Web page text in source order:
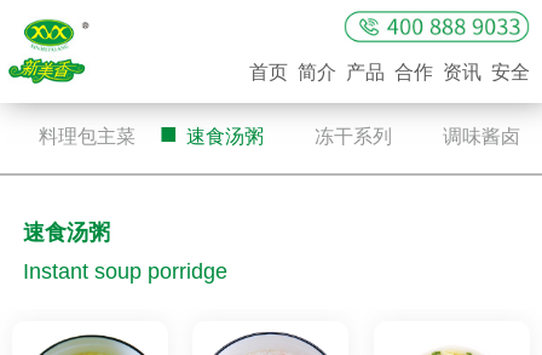
首页 简介 产品 合作 资讯 安全
料理包主菜 ■ 速食汤粥 冻干系列 调味酱卤
速食汤粥
Instant soup porridge